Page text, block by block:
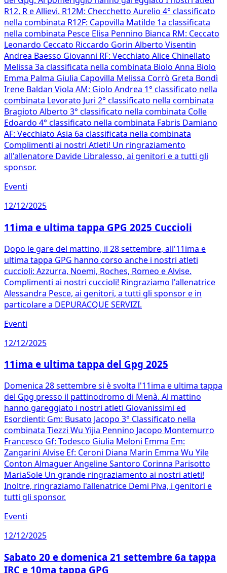
R12, R e Allievi. R12M: Checchetto Aurelio 4° classificato
nella combinata R12F: Capovilla Matilde 1a classificata
nella combinata Pesce Elisa Pennino Bianca RM: Ceccato
Leonardo Ceccato Riccardo Gorin Alberto Visentin
Andrea Baesso Giovanni RF: Vecchiato Alice Chinellato
Melissa 3a classificata nella combinata Biolo Anna Biolo
Emma Palma Giulia Capovilla Melissa Corrò Greta Bondì
Irene Baldan Viola AM: Giolo Andrea 1° classificato nella
combinata Levorato Juri 2° classificato nella combinata
Bragioto Alberto 3° classificato nella combinata Colle
Edoardo 4° classificato nella combinata Fabris Damiano
AF: Vecchiato Asia 6a classificata nella combinata
Complimenti ai nostri Atleti! Un ringraziamento
all'allenatore Davide Libralesso, ai genitori e a tutti gli
sponsor.
Eventi
12/12/2025
11ima e ultima tappa GPG 2025 Cuccioli
Dopo le gare del mattino, il 28 settembre, all'11ima e
ultima tappa GPG hanno corso anche i nostri atleti
cuccioli: Azzurra, Noemi, Roches, Romeo e Alvise.
Complimenti ai nostri cuccioli! Ringraziamo l'allenatrice
Alessandra Pesce, ai genitori, a tutti gli sponsor e in
particolare a DEPURACQUE SERVIZI.
Eventi
12/12/2025
11ima e ultima tappa del Gpg 2025
Domenica 28 settembre si è svolta l'11ima e ultima tappa
del Gpg presso il pattinodromo di Menà. Al mattino
hanno gareggiato i nostri atleti Giovanissimi ed
Esordienti: Gm: Busato Jacopo 3° Classificato nella
combinata Tiezzi Wu Yijia Pennino Jacopo Montemurro
Francesco Gf: Todesco Giulia Meloni Emma Em:
Zangarini Alvise Ef: Ceroni Diana Marin Emma Wu Yile
Conton Almaguer Angeline Santoro Corinna Parisotto
MariaSole Un grande ringraziamento ai nostri atleti!
Inoltre, ringraziamo l'allenatrice Demi Piva, i genitori e
tutti gli sponsor.
Eventi
12/12/2025
Sabato 20 e domenica 21 settembre 6a tappa
IRC e 10ma tappa GPG